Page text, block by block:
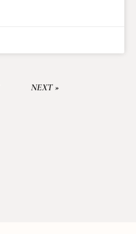
NEXT »